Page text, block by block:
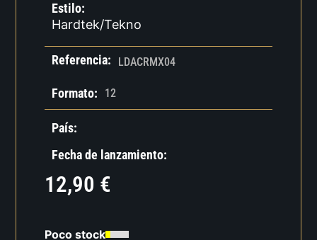
Estilo:
Hardtek/Tekno
Referencia: LDACRMX04
Formato: 12
País:
Fecha de lanzamiento:
12,90 €
Poco stock